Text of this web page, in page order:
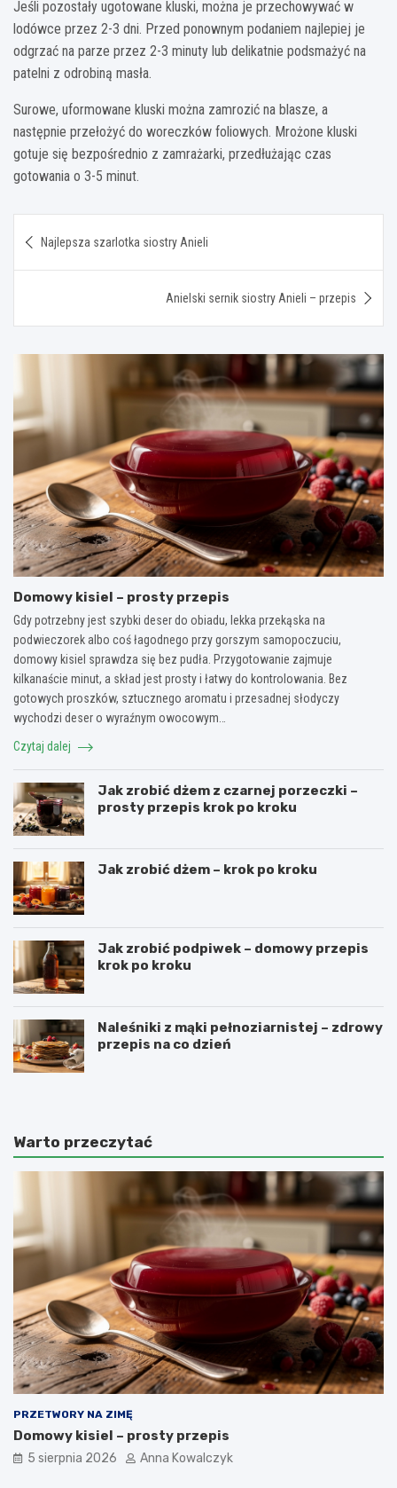
Jeśli pozostały ugotowane kluski, można je przechowywać w
lodówce przez 2-3 dni. Przed ponownym podaniem najlepiej je
odgrzać na parze przez 2-3 minuty lub delikatnie podsmażyć na
patelni z odrobiną masła.
Surowe, uformowane kluski można zamrozić na blasze, a
następnie przełożyć do woreczków foliowych. Mrożone kluski
gotuje się bezpośrednio z zamrażarki, przedłużając czas
gotowania o 3-5 minut.
wpisu
Najlepsza szarlotka siostry Anieli
Anielski sernik siostry Anieli – przepis
Domowy kisiel – prosty przepis
Gdy potrzebny jest szybki deser do obiadu, lekka przekąska na
podwieczorek albo coś łagodnego przy gorszym samopoczuciu,
domowy kisiel sprawdza się bez pudła. Przygotowanie zajmuje
kilkanaście minut, a skład jest prosty i łatwy do kontrolowania. Bez
gotowych proszków, sztucznego aromatu i przesadnej słodyczy
wychodzi deser o wyraźnym owocowym…
Czytaj dalej
Jak zrobić dżem z czarnej porzeczki –
prosty przepis krok po kroku
Jak zrobić dżem – krok po kroku
Jak zrobić podpiwek – domowy przepis
krok po kroku
Naleśniki z mąki pełnoziarnistej – zdrowy
przepis na co dzień
Warto przeczytać
PRZETWORY NA ZIMĘ
Domowy kisiel – prosty przepis
5 sierpnia 2026 Anna Kowalczyk